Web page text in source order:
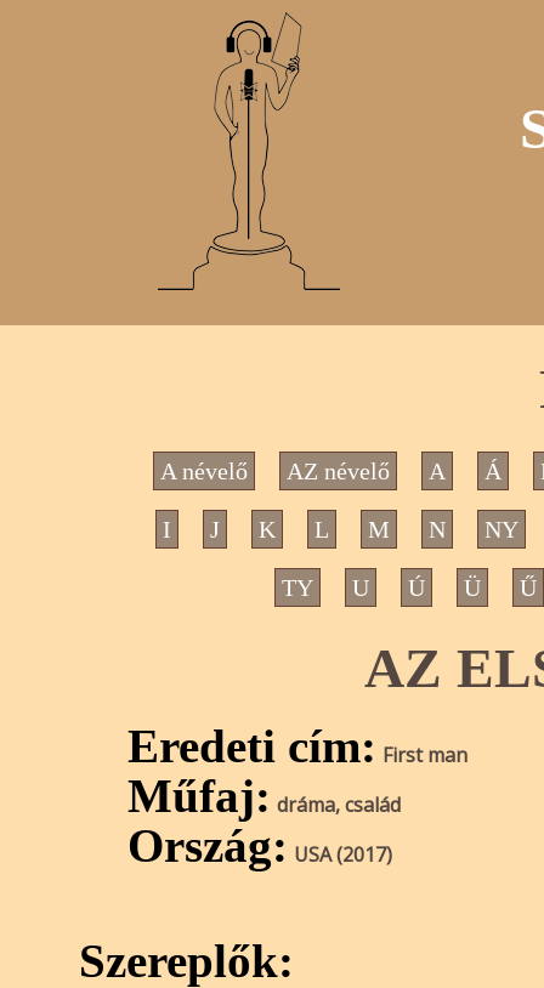
A névelő AZ névelő A Á
I J K L M N NY
TY U Ú Ü Ű
AZ
Eredeti cím: First man
Műfaj: dráma, család
Ország: USA (2017)
Szereplők: